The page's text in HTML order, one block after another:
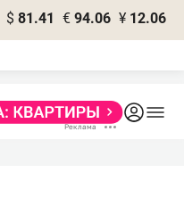
$ 81.41 € 94.06 ¥ 12.06